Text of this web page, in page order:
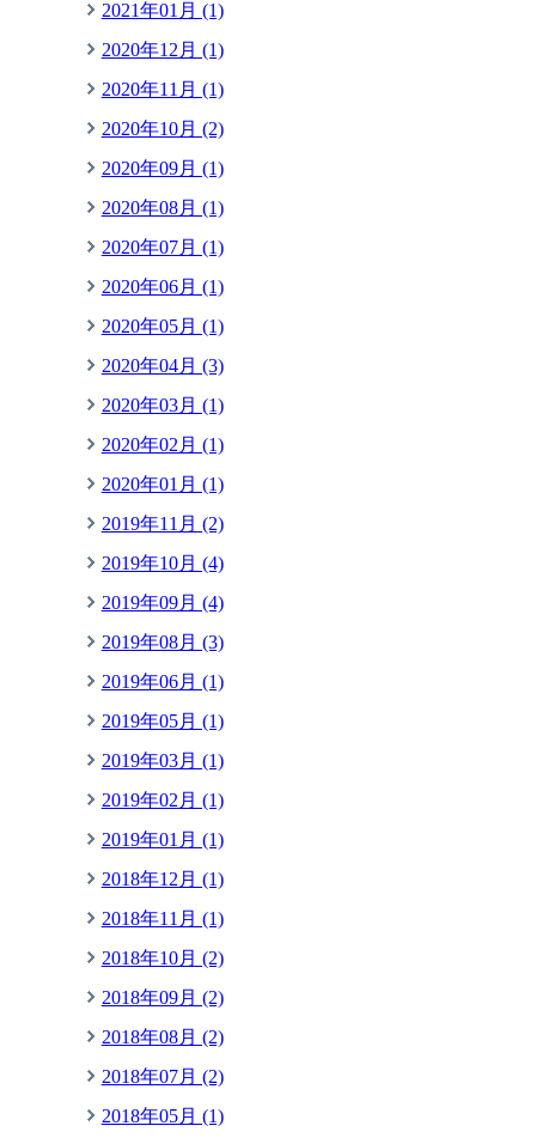
2021年01月 (1)
2020年12月 (1)
2020年11月 (1)
2020年10月 (2)
2020年09月 (1)
2020年08月 (1)
2020年07月 (1)
2020年06月 (1)
2020年05月 (1)
2020年04月 (3)
2020年03月 (1)
2020年02月 (1)
2020年01月 (1)
2019年11月 (2)
2019年10月 (4)
2019年09月 (4)
2019年08月 (3)
2019年06月 (1)
2019年05月 (1)
2019年03月 (1)
2019年02月 (1)
2019年01月 (1)
2018年12月 (1)
2018年11月 (1)
2018年10月 (2)
2018年09月 (2)
2018年08月 (2)
2018年07月 (2)
2018年05月 (1)